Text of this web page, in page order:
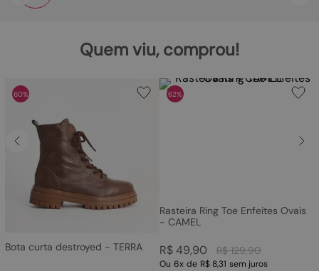
Quem viu, comprou!
60%
Bota curta destroyed - TERRA
62%
Rasteira Ring Toe Enfeites Ovais
- CAMEL
R$ 129,90
R$49,90
Ou 6x de R$ 8,31 sem juros